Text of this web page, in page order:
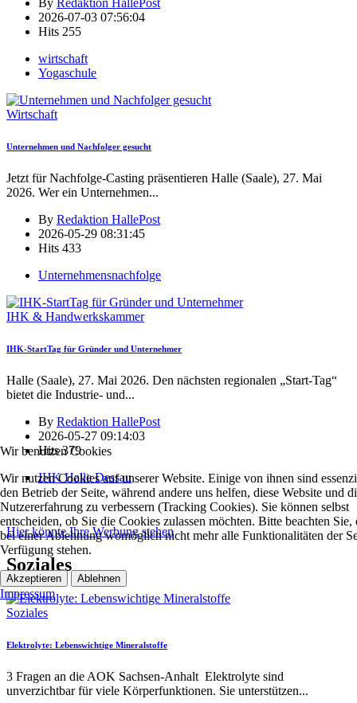
2026-07-03 07:56:04
Hits 255
wirtschaft
Yogaschule
Wirtschaft
Unternehmen und Nachfolger gesucht
Jetzt für Nachfolge-Casting präsentieren Halle (Saale), 27. Mai
2026. Wer ein Unternehmen...
By Redaktion HallePost
2026-05-29 08:31:45
Hits 433
Unternehmensnachfolge
IHK & Handwerkskammer
IHK-StartTag für Gründer und Unternehmer
Halle (Saale), 27. Mai 2026. Den nächsten regionalen „Start-Tag“
bietet die Industrie- und...
By Redaktion HallePost
2026-05-27 09:14:03
Hits379
IHK Halle Dessau
Hier könnte Ihre Werbung stehen
Soziales
Soziales
Elektrolyte: Lebenswichtige Mineralstoffe
3 Fragen an die AOK Sachsen-Anhalt Elektrolyte sind
unverzichtbar für viele Körperfunktionen. Sie unterstützen...
Wir benutzen Cookies
Wir nutzen Cookies auf unserer Website. Einige von ihnen sind
den Betrieb der Seite, während andere uns helfen, diese Website und
Nutzererfahrung zu verbessern (Tracking Cookies). Sie können selbst
entscheiden, ob Sie die Cookies zulassen möchten. Bitte beachten Sie,
bei einer Ablehnung womöglich nicht mehr alle Funktionalitäten der
Verfügung stehen.
Akzeptieren Ablehnen
Impressum